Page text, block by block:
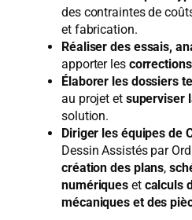
des contraintes de
et fabrication.
Réaliser des essais,
apporter les
Élaborer les dossiers
au projet et superviser
solution.
Diriger les équipes de
Dessin Assistés par
création des plans,
numériques et calculs
mécaniques et des